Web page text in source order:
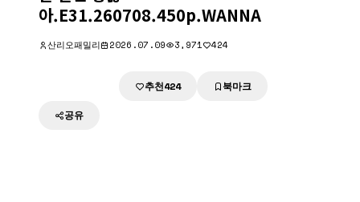
아.E31.260708.450p.WANNA
산리오패밀리 2026.07.09 3,971 424
추천424 북마크
공유